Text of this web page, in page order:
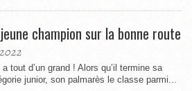
champion sur la bonne route
tout d’un grand ! Alors qu’il termine sa
junior, son palmarès le classe parmi...